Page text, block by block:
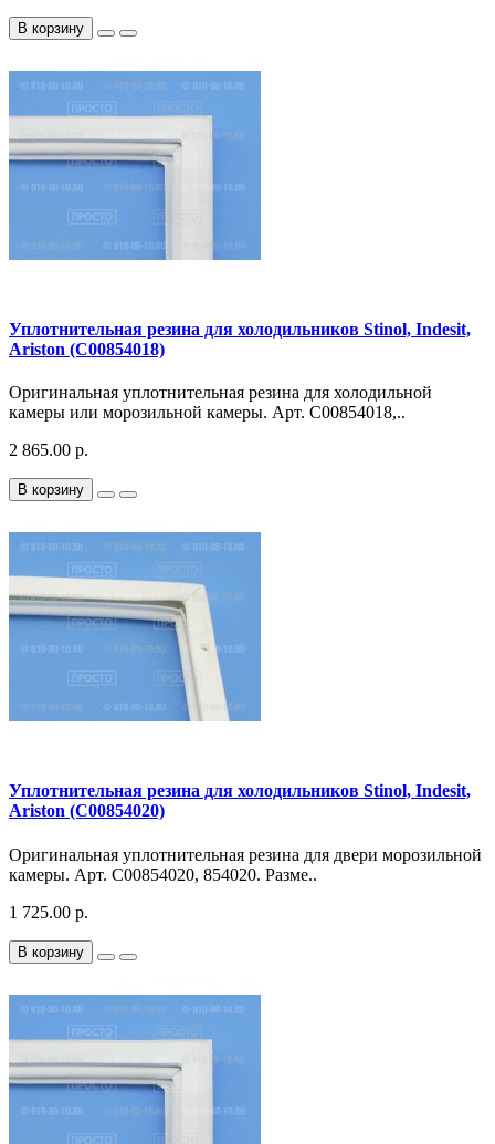
В корзину
Уплотнительная резина для холодильников Stinol, Indesit,
Ariston (C00854018)
Оригинальная уплотнительная резина для холодильной
камеры или морозильной камеры. Арт. C00854018,..
2 865.00 р.
В корзину
Уплотнительная резина для холодильников Stinol, Indesit,
Ariston (C00854020)
Оригинальная уплотнительная резина для двери морозильной
камеры. Арт. C00854020, 854020. Разме..
1 725.00 р.
В корзину